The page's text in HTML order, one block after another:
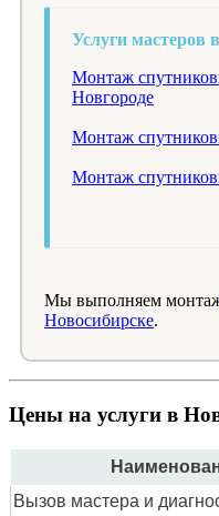
Услуги мастеров
Монтаж
Новгороде
Монтаж
Монтаж
Мы выполняем
Новосибирске.
Цены на услуги в
Вызов мастера и